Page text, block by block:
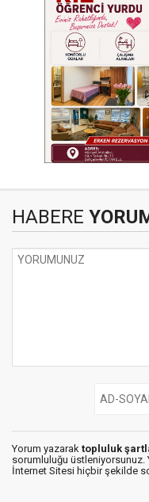
HABERE
Yorum yazarak topluluk
sorumluluğu üstleniyorsunuz.
İnternet Sitesi hiçbir şekilde